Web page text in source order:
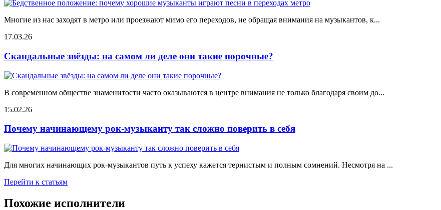
Многие из нас заходят в метро или проезжают мимо его переходов, не обращая внимания на музыкантов, к...
17.03.26
Скандальные звёзды: на самом ли деле они такие порочные?
В современном обществе знаменитости часто оказываются в центре внимания не только благодаря своим до...
15.02.26
Почему начинающему рок-музыканту так сложно поверить в себя
Для многих начинающих рок-музыкантов путь к успеху кажется тернистым и полным сомнений. Несмотря на ...
Перейти к статьям
Похожие исполнители